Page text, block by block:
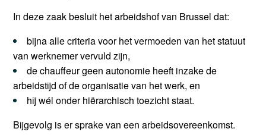
In deze zaak besluit het arbeidshof van Brussel dat:
bijna alle criteria voor het vermoeden van het statuut
van werknemer vervuld zijn,
de chauffeur geen autonomie heeft inzake de
arbeidstijd of de organisatie van het werk, en
hij wél onder hiërarchisch toezicht staat.
Bijgevolg is er sprake van een arbeidsovereenkomst.